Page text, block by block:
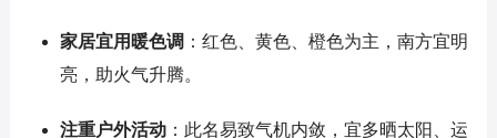
家居宜用暖色调 ：红色、黄色、橙色为主，南方宜明
亮，助火气升腾。
注重户外活动：此名易致气机内敛，宜多晒太阳、运